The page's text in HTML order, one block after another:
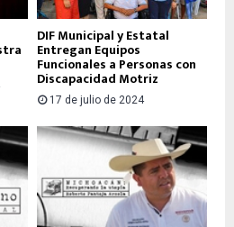
DIF Municipal y Estatal
Entregan Equipos
Funcionales a Personas con
Discapacidad Motriz
17 de julio de 2024